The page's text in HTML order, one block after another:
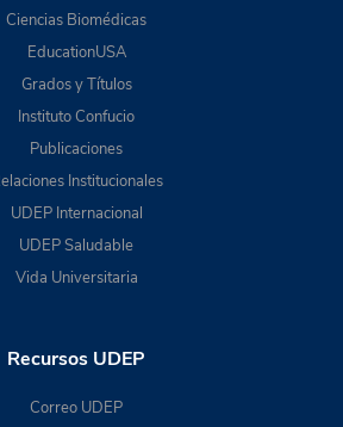
Ciencias Biomédicas
EducationUSA
Grados y Títulos
Instituto Confucio
Publicaciones
Institucionales
UDEP Internacional
UDEP Saludable
Vida Universitaria
Recursos UDEP
Correo UDEP